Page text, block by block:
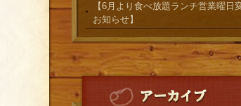
【6月より食べ放題ランチ営業曜日
お知らせ】